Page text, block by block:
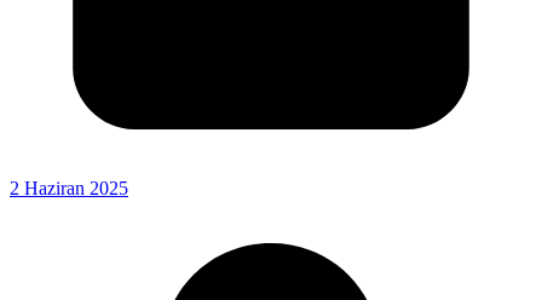
2 Haziran 2025